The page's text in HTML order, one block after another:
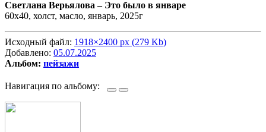
Светлана Верьялова – Это было в январе
60х40, холст, масло, январь, 2025г
Исходный файл: 1918×2400 px (279 Kb)
Добавлено: 05.07.2025
Альбом: пейзажи
Навигация по альбому: